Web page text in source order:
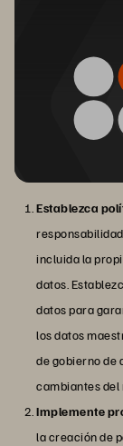
Mejores
Estos son
eficaz:
Establezca
incluida la
datos.
datos para
los datos
de gobierno de
cambiantes del
Implemente
la creación de